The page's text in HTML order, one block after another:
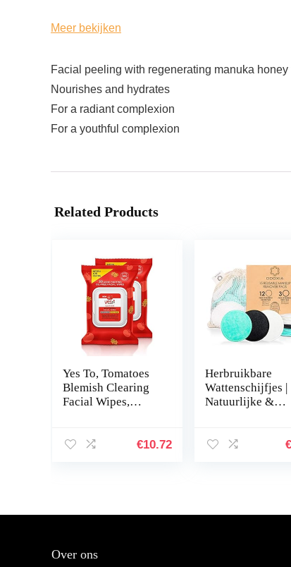
Meer bekijken
Facial peeling with regenerating manuka honey
Nourishes and hydrates
For a radiant complexion
For a youthful complexion
Related Products
Yes To, Tomatoes
Blemish Clearing
Facial Wipes,
Blemishes, 30
€10.72
Herbruikbare
Wattenschijfjes |
Natuurlijke &
Pads | Wasbare
€
Over ons